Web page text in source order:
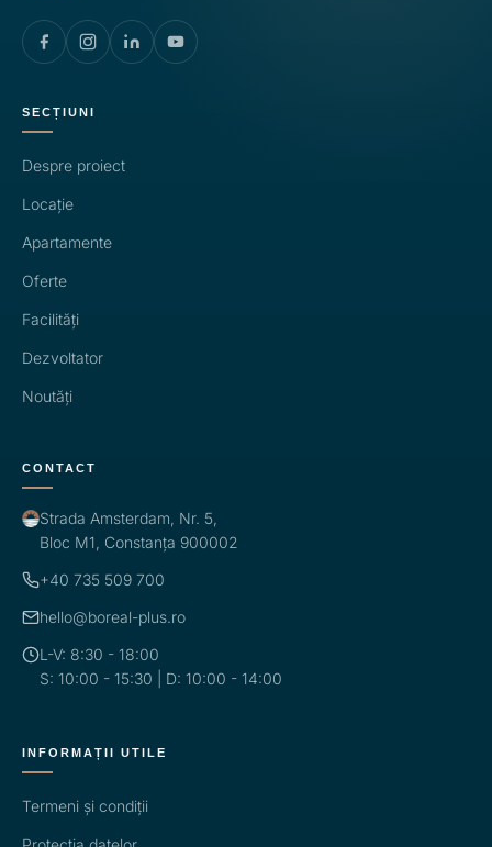
SECȚIUNI
Despre proiect
Locație
Apartamente
Oferte
Facilități
Dezvoltator
Noutăți
CONTACT
Strada Amsterdam, Nr. 5,
Bloc M1, Constanța 900002
+40 735 509 700
hello@boreal-plus.ro
L-V: 8:30 - 18:00
S: 10:00 - 15:30 | D: 10:00 - 14:00
INFORMAȚII UTILE
Termeni și condiții